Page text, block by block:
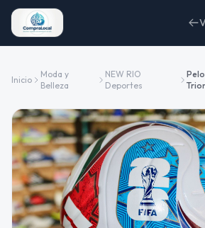
Inicio
Moda y
Belleza
NEW RIO
Deportes